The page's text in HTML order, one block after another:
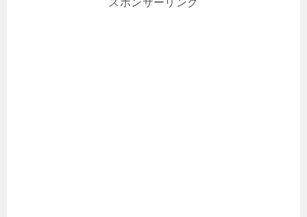
スポンサーリンク